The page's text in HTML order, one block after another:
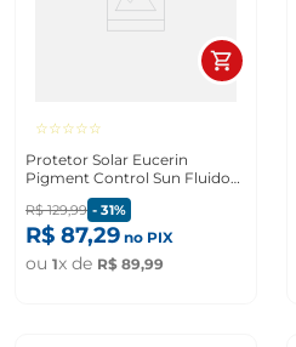
☆☆☆☆☆
Protetor Solar Eucerin
Pigment Control Sun Fluido
Facial Fps60 50ml
R$ 129,99 - 31%
R$ 87,29 no PIX
ou 1x de R$ 89,99